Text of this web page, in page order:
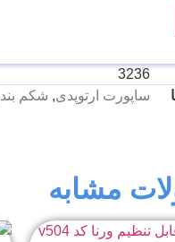
3236
ساپورت ارتوپدی, شکم بند
مشابه